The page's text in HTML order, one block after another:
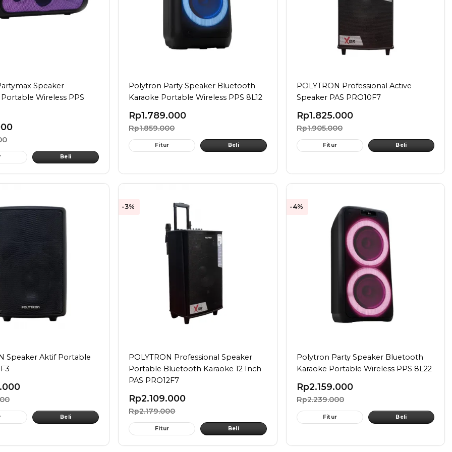
Speaker
Wireless PPS
Beli
Polytron Party Speaker Bluetooth
Karaoke Portable Wireless PPS 8L12
Rp1.789.000
Rp1.859.000
Fitur Beli
POLYTRON Professional Active
Speaker PAS PRO10F7
Rp1.825.000
Rp1.905.000
Fitur Beli
Speaker Aktif Portable
Beli
-3%
POLYTRON Professional Speaker
Portable Bluetooth Karaoke 12 Inch
PAS PRO12F7
Rp2.109.000
Rp2.179.000
Fitur Beli
-4%
Polytron Party Speaker Bluetooth
Karaoke Portable Wireless PPS 8L22
Rp2.159.000
Rp2.239.000
Fitur Beli